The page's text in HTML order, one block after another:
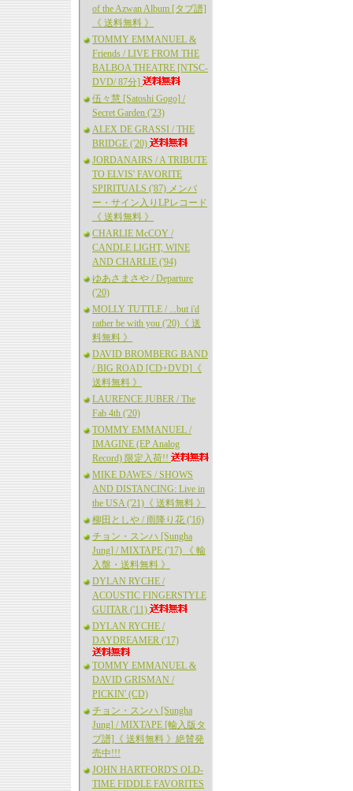
of the Azwan Album [タブ譜]
《 送料無料 》
TOMMY EMMANUEL &
Friends / LIVE FROM THE
BALBOA THEATRE [NTSC-
DVD/ 87分]
伍々慧 [Satoshi Gogo] /
Secret Garden ('23)
ALEX DE GRASSI / THE
BRIDGE ('20)
JORDANAIRS / A TRIBUTE
TO ELVIS' FAVORITE
SPIRITUALS ('87) メンバ
ー・サイン入りLPレコード
《 送料無料 》
CHARLIE McCOY /
CANDLE LIGHT, WINE
AND CHARLIE ('94)
ゆあさまさや / Departure
('20)
MOLLY TUTTLE / ...but i'd
rather be with you ('20)《 送
料無料 》
DAVID BROMBERG BAND
/ BIG ROAD [CD+DVD]《
送料無料 》
LAURENCE JUBER / The
Fab 4th ('20)
TOMMY EMMANUEL /
IMAGINE (EP Analog
Record) 限定入荷!!
MIKE DAWES / SHOWS
AND DISTANCING: Live in
the USA ('21)《 送料無料 》
柳田としや / 雨降り花 ('16)
チョン・スンハ [Sungha
Jung] / MIXTAPE ('17) 《 輸
入盤・送料無料 》
DYLAN RYCHE /
ACOUSTIC FINGERSTYLE
GUITAR ('11)
DYLAN RYCHE /
DAYDREAMER ('17)
TOMMY EMMANUEL &
DAVID GRISMAN /
PICKIN' (CD)
チョン・スンハ [Sungha
Jung] / MIXTAPE [輸入版タ
ブ譜]《 送料無料 》絶賛発
売中!!!
JOHN HARTFORD'S OLD-
TIME FIDDLE FAVORITES